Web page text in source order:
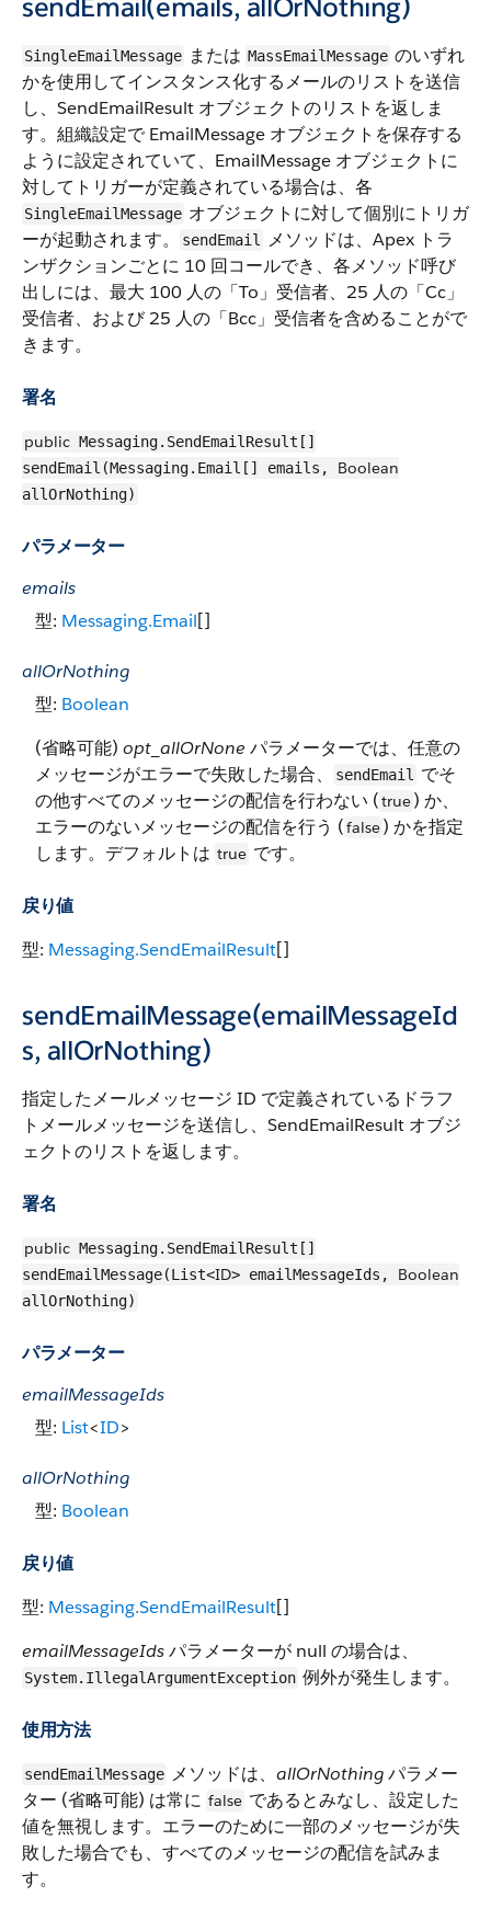
sendEmail(emails, allOrNothing)
SingleEmailMessage または MassEmailMessage のいずれ
かを使用してインスタンス化するメールのリストを送信
し、SendEmailResult オブジェクトのリストを返しま
す。組織設定で EmailMessage オブジェクトを保存する
ように設定されていて、EmailMessage オブジェクトに
対してトリガーが定義されている場合は、各
SingleEmailMessage オブジェクトに対して個別にトリガ
ーが起動されます。
sendEmail
メソッドは、Apex トラ
ンザクションごとに 10 回コールでき、各メソッド呼び
出しには、最大 100 人の「To」受信者、25 人の「Cc」
受信者、および 25 人の「Bcc」受信者を含めることがで
きます。
署名
public Messaging.SendEmailResult[]
sendEmail(Messaging.Email[] emails, Boolean
allOrNothing)
パラメーター
emails
型: Messaging.Email[]
allOrNothing
型: Boolean
(省略可能) opt_allOrNone パラメーターでは、任意の
メッセージがエラーで失敗した場合、
sendEmail
でそ
の他すべてのメッセージの配信を行わない (true) か、
エラーのないメッセージの配信を行う (false) かを指定
します。デフォルトは true です。
戻り値
型: Messaging.SendEmailResult[]
sendEmailMessage(emailMessageId
s, allOrNothing)
指定したメールメッセージ ID で定義されているドラフ
トメールメッセージを送信し、SendEmailResult オブジ
ェクトのリストを返します。
署名
public Messaging.SendEmailResult[]
sendEmailMessage(List<ID> emailMessageIds, Boolean
allOrNothing)
パラメーター
emailMessageIds
型: List<ID>
allOrNothing
型: Boolean
戻り値
型: Messaging.SendEmailResult[]
emailMessageIdsパラメーターが null の場合は、
System.IllegalArgumentException 例外が発生します。
使用方法
sendEmailMessage メソッドは、 allOrNothingパラメー
ター (省略可能) は常に false であるとみなし、設定した
値を無視します。エラーのために一部のメッセージが失
敗した場合でも、すべてのメッセージの配信を試みま
す。